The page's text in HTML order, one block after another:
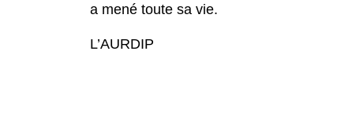
a mené toute sa vie.
L’AURDIP